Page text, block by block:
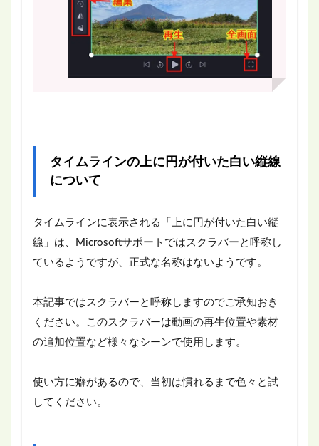
タイムラインの上に円が付いた白い縦線
について
タイムラインに表示される「上に円が付いた白い縦
線」は、Microsoftサポートではスクラバーと呼称し
ているようですが、正式な名称はないようです。
本記事ではスクラバーと呼称しますのでご承知おき
ください。このスクラバーは動画の再生位置や素材
の追加位置など様々なシーンで使用します。
使い方に癖があるので、当初は慣れるまで色々と試
してください。